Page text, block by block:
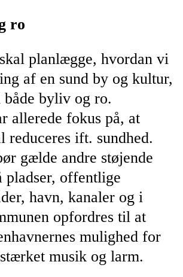
ro
planlægge, hvordan vi
af en sund by og kultur,
byliv og ro.
allerede fokus på, at
reduceres ift. sundhed.
gælde andre støjende
pladser, offentlige
havn, kanaler og i
opfordres til at
mulighed for
musik og larm.